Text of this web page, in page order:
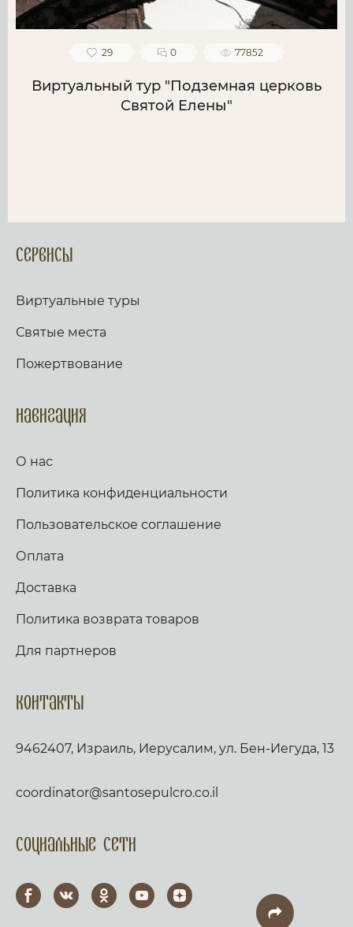
29 0 77852
Виртуальный тур "Подземная церковь
Святой Елены"
Сервисы
Виртуальные туры
Святые места
Пожертвование
Навигация
О нас
Политика конфиденциальности
Пользовательское соглашение
Оплата
Доставка
Политика возврата товаров
Для партнеров
Контакты
9462407, Израиль, Иерусалим, ул. Бен-Иегуда, 13
coordinator@santosepulcro.co.il
Социальные сети